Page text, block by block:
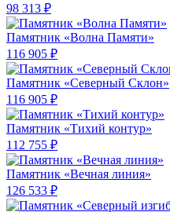
98 313 ₽
Памятник «Волна Памяти»
116 905 ₽
Памятник «Северный Склон»
116 905 ₽
Памятник «Тихий контур»
112 755 ₽
Памятник «Вечная линия»
126 533 ₽